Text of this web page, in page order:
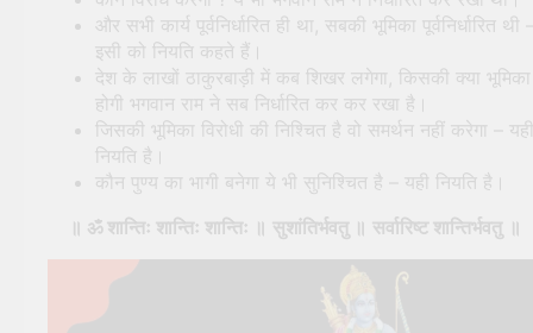
और सभी कार्य पूर्वनिर्धारित ही था, सबकी भूमिका पूर्वनिर्धारित थी
इसी को नियति कहते हैं।
देश के लाखों ठाकुरबाड़ी में कब शिखर लगेगा, किसकी क्या भूमिका
होगी भगवान राम ने सब निर्धारित कर कर रखा है।
जिसकी भूमिका विरोधी की निश्चित है वो समर्थन नहीं करेगा – यही
नियति है।
कौन पुण्य का भागी बनेगा ये भी सुनिश्चित है – यही नियति है।
॥ ॐ शान्तिः शान्तिः शान्तिः ॥ सुशांतिर्भवतु ॥ सर्वारिष्ट शान्तिर्भवतु ॥